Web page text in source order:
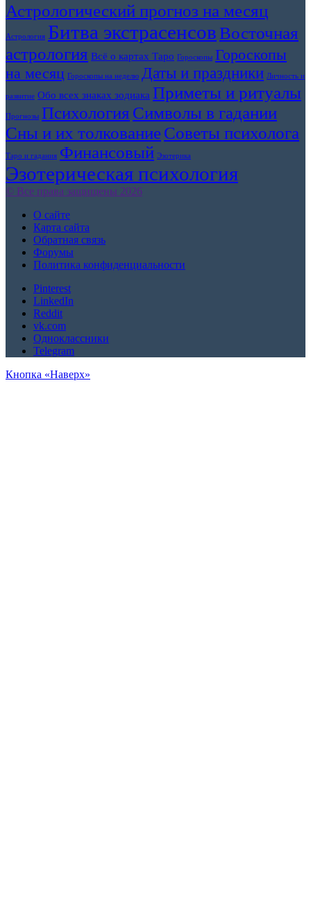
Астрологический прогноз на месяц
Астрология Битва экстрасенсовВосточная
астрология Всё о картах Таро Гороскопы Гороскопы
на месяц Гороскопы на неделю Даты и праздники Личность и
развитие Обо всех знаках зодиака Приметы и ритуалы
Прогнозы Психология Символы в гадании
Сны и их толкованиеСоветы психолога
Таро и гадания Финансовый Эзотерика
Эзотерическая психология
© Все права защищены 2026
О сайте
Карта сайта
Обратная связь
Форумы
Политика конфиденциальности
Pinterest
LinkedIn
Reddit
vk.com
Одноклассники
Telegram
Кнопка «Наверх»